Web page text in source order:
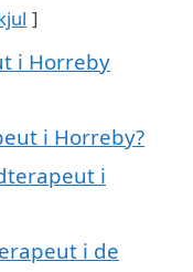
i Horreby
i Horreby?
i
i de